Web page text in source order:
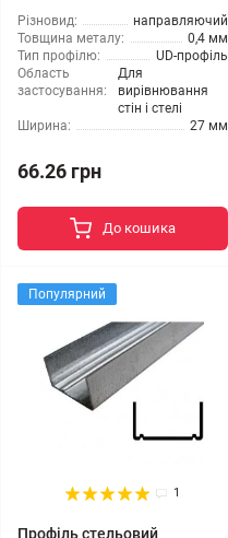
Різновид:
направляючий
Товщина металу:
0,4 мм
Тип профілю:
UD-профіль
Область
застосування:
Для
вирівнювання
стін і стелі
Ширина:
27 мм
66.26 грн
До кошика
Популярний
1
Профіль стельовий